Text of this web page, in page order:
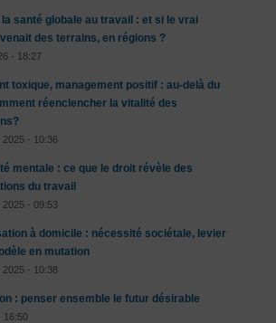
santé globale au travail : et si le vrai
des terrains, en régions ?
- 18:27
toxique, management positif : au-delà du
réenclencher la vitalité des
2025 - 10:36
mentale : ce que le droit révèle des
du travail
2025 - 09:53
à domicile : nécessité sociétale, levier
en mutation
2025 - 10:38
: penser ensemble le futur désirable
16:50